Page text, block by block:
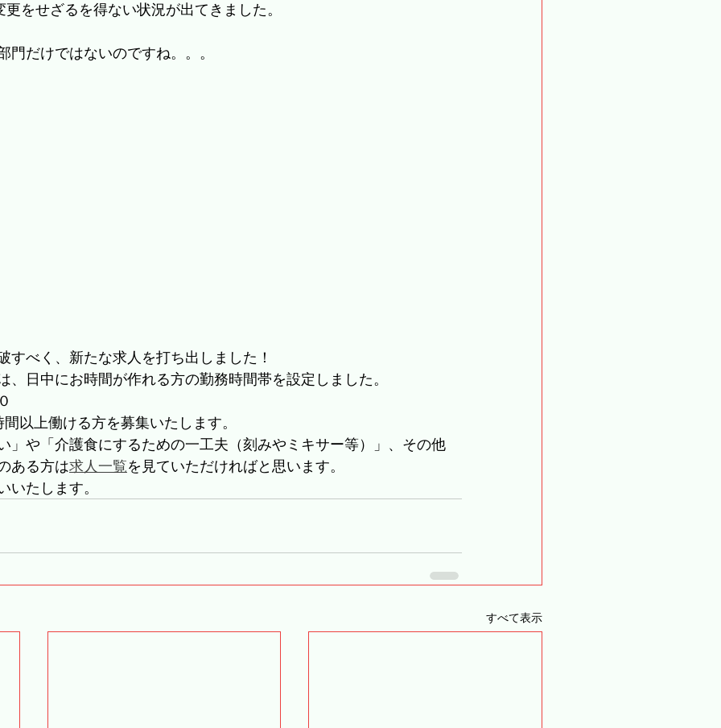
をせざるを得ない状況が出てきました。
門だけではないのですね。。。
すべく、新たな求人を打ち出しました！
、日中にお時間が作れる方の勤務時間帯を設定しました。
以上働ける方を募集いたします。
」や「介護食にするための一工夫（刻みやミキサー等）」、その他
ある方は求人一覧を見ていただければと思います。
いたします。
すべて表示